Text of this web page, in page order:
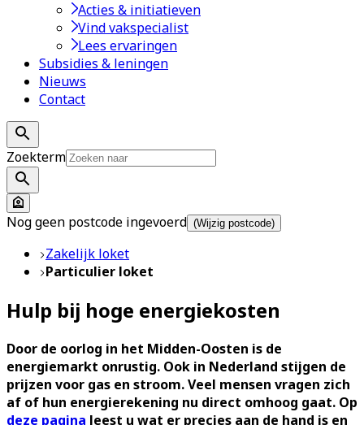
Acties & initiatieven
Vind vakspecialist
Lees ervaringen
Subsidies & leningen
Nieuws
Contact
Zoekterm
Nog geen postcode ingevoerd (Wijzig postcode)
Zakelijk loket
Particulier loket
Hulp bij hoge energiekosten
Door de oorlog in het Midden-Oosten is de
energiemarkt onrustig. Ook in Nederland stijgen de
prijzen voor gas en stroom. Veel mensen vragen zich
af of hun energierekening nu direct omhoog gaat. Op
deze pagina leest u wat er precies aan de hand is en